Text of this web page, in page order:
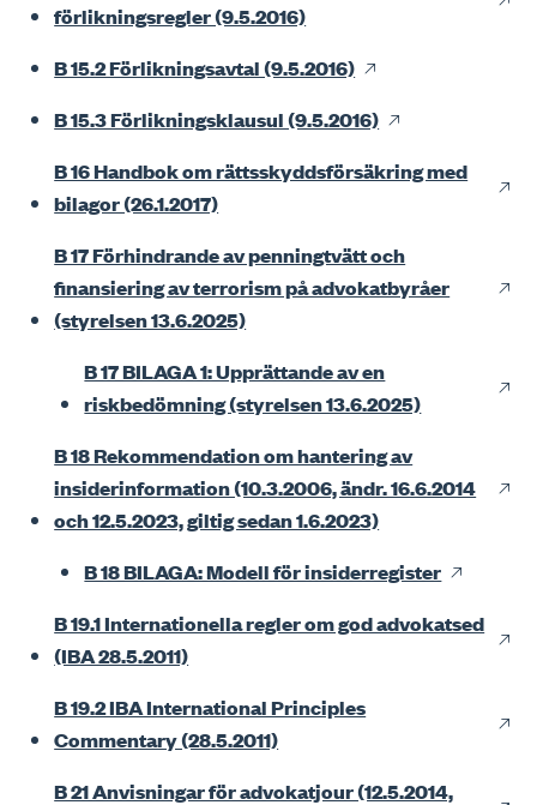
förlikningsregler (9.5.2016)
B 15.2 Förlikningsavtal (9.5.2016)
B 15.3 Förlikningsklausul (9.5.2016)
B 16 Handbok om rättsskyddsförsäkring med
bilagor (26.1.2017)
B 17 Förhindrande av penningtvätt och
finansiering av terrorism på advokatbyråer
(styrelsen 13.6.2025)
B 17 BILAGA 1: Upprättande av en
riskbedömning (styrelsen 13.6.2025)
B 18 Rekommendation om hantering av
insiderinformation (10.3.2006, ändr. 16.6.2014
och 12.5.2023, giltig sedan 1.6.2023)
B 18 BILAGA: Modell för insiderregister
B 19.1 Internationella regler om god advokatsed
(IBA 28.5.2011)
B 19.2 IBA International Principles
Commentary (28.5.2011)
B 21 Anvisningar för advokatjour (12.5.2014,